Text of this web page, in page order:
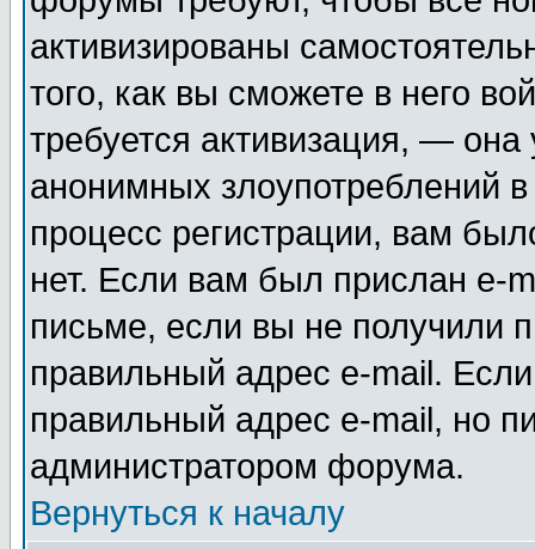
активизированы
того, как вы сможете в него
требуется активизация, —
анонимных злоупотреблений
процесс регистрации, вам
нет. Если вам был прислан e-
письме, если вы не получили
правильный адрес e-mail.
правильный адрес e-mail, но
администратором форума.
Вернуться к началу